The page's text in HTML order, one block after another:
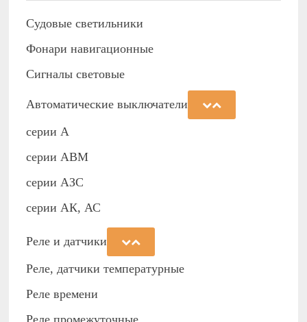
Судовые светильники
Фонари навигационные
Сигналы световые
Автоматические выключатели
серии А
серии АВМ
cерии АЗС
серии АК, АС
Реле и датчики
Реле, датчики температурные
Реле времени